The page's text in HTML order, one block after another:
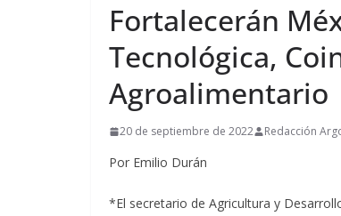
Fortalecerán
Tecnológica,
Agroalimentario
20 de septiembre de 2022 Redacción
Por Emilio Durán
*​El secretario de Agricultura y